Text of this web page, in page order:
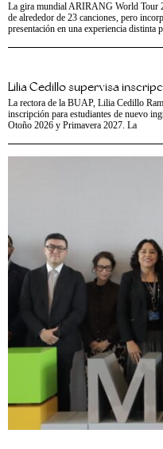
La gira mundial ARIRANG World Tour
de alrededor de 23 canciones, pero
presentación en una experiencia distinta
Lilia Cedillo supervisa
La rectora de la BUAP, Lilia Cedillo
inscripción para estudiantes de nuevo
Otoño 2026 y Primavera 2027. La